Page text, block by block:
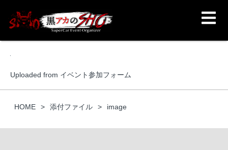
Uploaded from イベント参加フォーム
HOME 添付ファイル image